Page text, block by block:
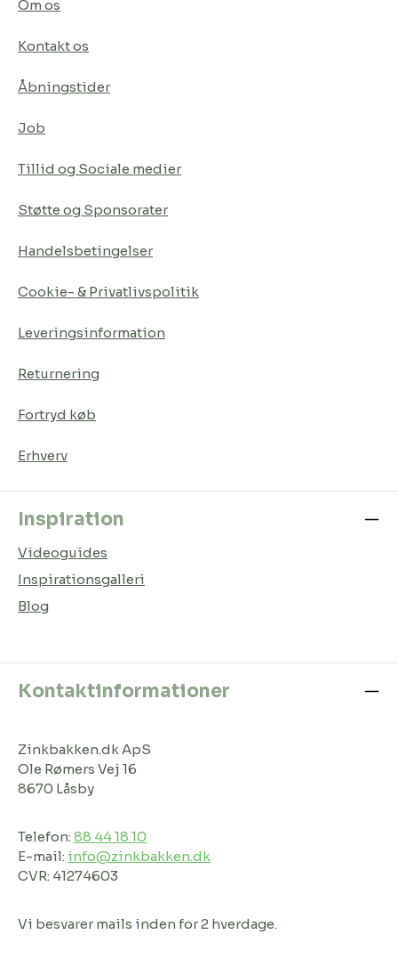
Om os
Kontakt os
Åbningstider
Job
Tillid og Sociale medier
Støtte og Sponsorater
Handelsbetingelser
Cookie- & Privatlivspolitik
Leveringsinformation
Returnering
Fortryd køb
Erhverv
Inspiration
Videoguides
Inspirationsgalleri
Blog
Kontaktinformationer
Zinkbakken.dk ApS
Ole Rømers Vej 16
8670 Låsby
Telefon: 88 44 18 10
E-mail: info@zinkbakken.dk
CVR: 41274603
Vi besvarer mails inden for 2 hverdage.